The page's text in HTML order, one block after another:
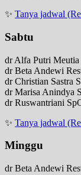
✨ Tanya jadwal
Sabtu
dr Alfa Putri
dr Beta Andewi
dr Christian Sastra
dr Marisa Anindya
dr Ruswantriani
✨ Tanya jadwal
Minggu
dr Beta Andewi